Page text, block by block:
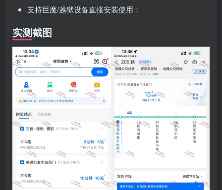
支持巨魔/越狱设备直接安装使用；
实测截图